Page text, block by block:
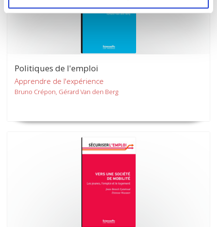
Politiques de l'emploi
Apprendre de l'expérience
Bruno Crépon, Gérard Van den Berg